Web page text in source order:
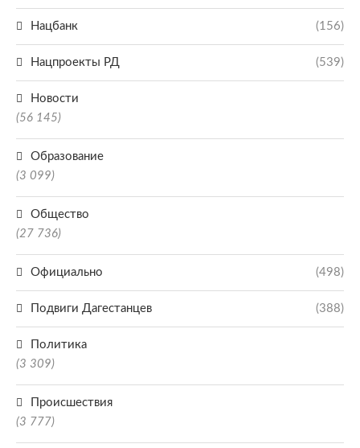
Нацбанк (156)
Нацпроекты РД (539)
Новости
(56 145)
Образование
(3 099)
Общество
(27 736)
Официально (498)
Подвиги Дагестанцев (388)
Политика
(3 309)
Происшествия
(3 777)